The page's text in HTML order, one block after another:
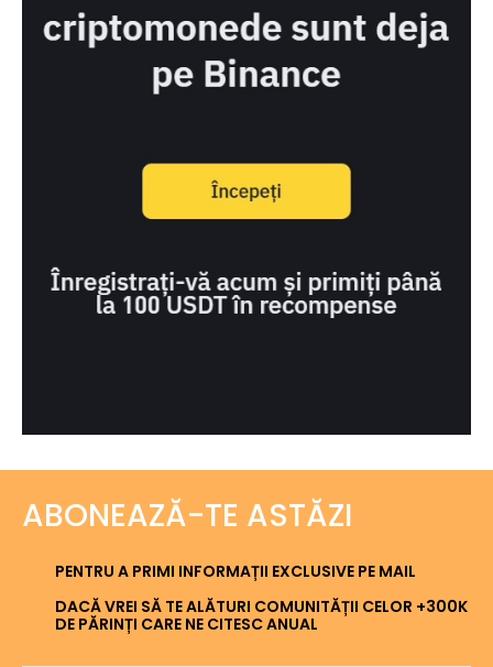
ABONEAZĂ-TE ASTĂZI
PENTRU A PRIMI INFORMAȚII EXCLUSIVE PE MAIL
DACĂ VREI SĂ TE ALĂTURI COMUNITĂȚII CELOR +300K
DE PĂRINȚI CARE NE CITESC ANUAL